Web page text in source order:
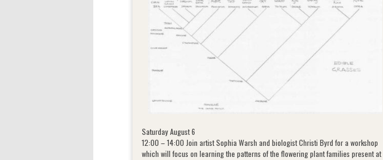
Saturday August 6
12:00 – 14:00 Join artist Sophia Warsh and biologist Christi Byrd for a workshop
which will focus on learning the patterns of the flowering plant families present at